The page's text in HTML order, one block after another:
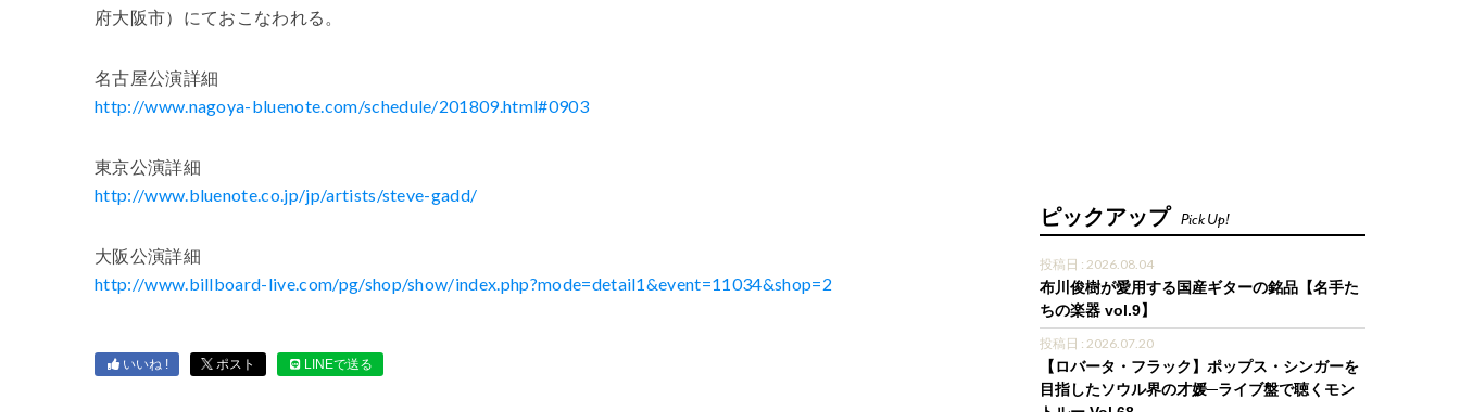
府大阪市）にておこなわれる。
名古屋公演詳細
http://www.nagoya-bluenote.com/schedule/201809.html#0903
東京公演詳細
http://www.bluenote.co.jp/jp/artists/steve-gadd/
大阪公演詳細
http://www.billboard-live.com/pg/shop/show/index.php?mode=detail1&event=11034&shop=2
いいね ! ポスト LINEで送る
ピックアップ Pick Up!
投稿日 : 2026.08.04
布川俊樹が愛用する国産ギターの銘品【名手た
ちの楽器 vol.9】
投稿日 : 2026.07.20
【ロバータ・フラック】ポップス・シンガーを
目指したソウル界の才媛─ライブ盤で聴くモン